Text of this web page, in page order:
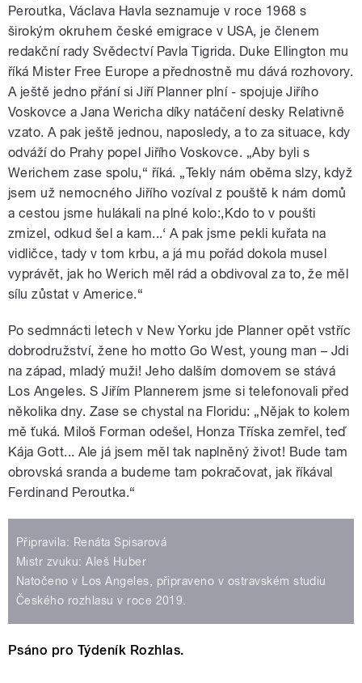
Peroutka, Václava Havla seznamuje v roce 1968 s
širokým okruhem české emigrace v USA, je členem
redakční rady Svědectví Pavla Tigrida. Duke Ellington mu
říká Mister Free Europe a přednostně mu dává rozhovory.
A ještě jedno přání si Jiří Planner plní - spojuje Jiřího
Voskovce a Jana Wericha díky natáčení desky Relativně
vzato. A pak ještě jednou, naposledy, a to za situace, kdy
odváží do Prahy popel Jiřího Voskovce. „Aby byli s
Werichem zase spolu,“ říká. „Tekly nám oběma slzy, když
jsem už nemocného Jiřího vozíval z pouště k nám domů
a cestou jsme hulákali na plné kolo:,Kdo to v poušti
zmizel, odkud šel a kam...‘ A pak jsme pekli kuřata na
vidličce, tady v tom krbu, a já mu pořád dokola musel
vyprávět, jak ho Werich měl rád a obdivoval za to, že měl
sílu zůstat v Americe.“
Po sedmnácti letech v New Yorku jde Planner opět vstříc
dobrodružství, žene ho motto Go West, young man – Jdi
na západ, mladý muži! Jeho dalším domovem se stává
Los Angeles. S Jiřím Plannerem jsme si telefonovali před
několika dny. Zase se chystal na Floridu: „Nějak to kolem
mě ťuká. Miloš Forman odešel, Honza Tříska zemřel, teď
Kája Gott... Ale já jsem měl tak naplněný život! Bude tam
obrovská sranda a budeme tam pokračovat, jak říkával
Ferdinand Peroutka.“
Připravila: Renáta Spisarová
Mistr zvuku: Aleš Huber
Natočeno v Los Angeles, připraveno v ostravském studiu
Českého rozhlasu v roce 2019.
Psáno pro Týdeník Rozhlas.